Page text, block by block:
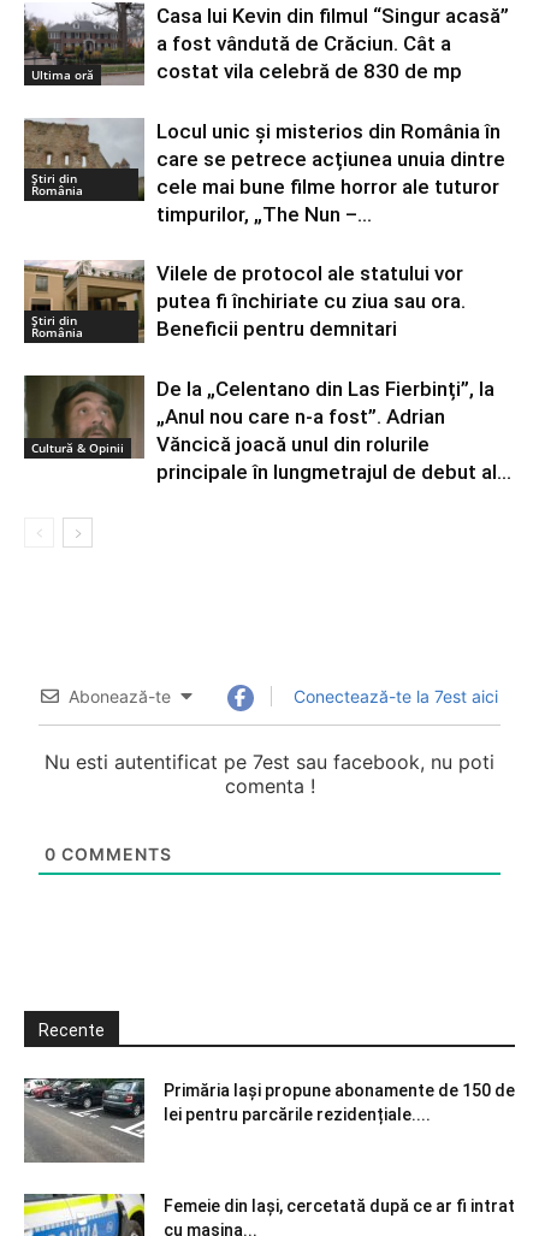
Ultima oră
Casa lui Kevin din filmul “Singur acasă”
a fost vândută de Crăciun. Cât a
costat vila celebră de 830 de mp
Știri din
România
Locul unic și misterios din România în
care se petrece acțiunea unuia dintre
cele mai bune filme horror ale tuturor
timpurilor, „The Nun –...
Știri din
România
Vilele de protocol ale statului vor
putea fi închiriate cu ziua sau ora.
Beneficii pentru demnitari
Cultură & Opinii
De la „Celentano din Las Fierbinți”, la
„Anul nou care n-a fost”. Adrian
Văncică joacă unul din rolurile
principale în lungmetrajul de debut al...
Abonează-te Conectează-te la 7est aici
Nu esti autentificat pe 7est sau facebook, nu poti
comenta !
0 COMMENTS
Recente
Primăria Iași propune abonamente de 150 de
lei pentru parcările rezidențiale....
Femeie din Iași, cercetată după ce ar fi intrat
cu mașina...